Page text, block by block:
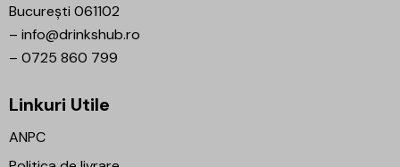
București 061102
– info@drinkshub.ro
– 0725 860 799
Linkuri Utile
ANPC